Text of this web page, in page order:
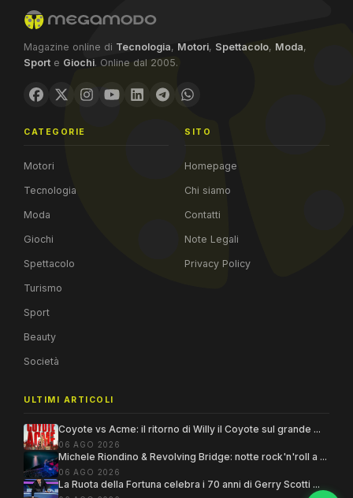
Magazine online di Tecnologia, Motori, Spettacolo, Moda,
Sport e Giochi. Online dal 2005.
CATEGORIE
Motori
Tecnologia
Moda
Giochi
Spettacolo
Turismo
Sport
Beauty
Società
SITO
Homepage
Chi siamo
Contatti
Note Legali
Privacy Policy
ULTIMI ARTICOLI
Coyote vs Acme: il ritorno di Willy il Coyote sul grande ...
06 AGO 2026
Michele Riondino & Revolving Bridge: notte rock'n'roll a ...
06 AGO 2026
La Ruota della Fortuna celebra i 70 anni di Gerry Scotti ...